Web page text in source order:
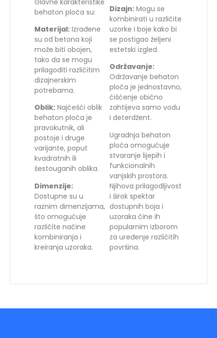
behaton ploča su:
Materijal: Izrađene
su od betona koji
može biti obojen,
tako da se mogu
prilagoditi različitim
dizajnerskim
potrebama.
Oblik: Najčešći oblik
behaton ploča je
pravokutnik, ali
postoje i druge
varijante, poput
kvadratnih ili
šestouganih oblika.
Dimenzije:
Dostupne su u
raznim dimenzijama,
što omogućuje
različite načine
kombiniranja i
kreiranja uzoraka.
Dizajn: Mogu se
kombinirati u različite
uzorke i boje kako bi
se postigao željeni
estetski izgled.
Održavanje:
Održavanje behaton
ploča je jednostavno,
čišćenje obično
zahtijeva samo vodu
i deterdžent.
Ugradnja behaton
ploča omogućuje
stvaranje lijepih i
funkcionalnih
vanjskih prostora.
Njihova prilagodljivost
i širok spektar
dostupnih boja i
uzoraka čine ih
popularnim izborom
za uređenje različitih
površina.